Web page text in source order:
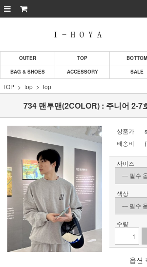
OUTER TOP BOTTOM
BAG & SHOES
ACCESSORY SALE
TOP top top
734 맨투맨(2COLOR) : 주니어 2-7
상품가
배송비
사이즈
색상
수량
옵션